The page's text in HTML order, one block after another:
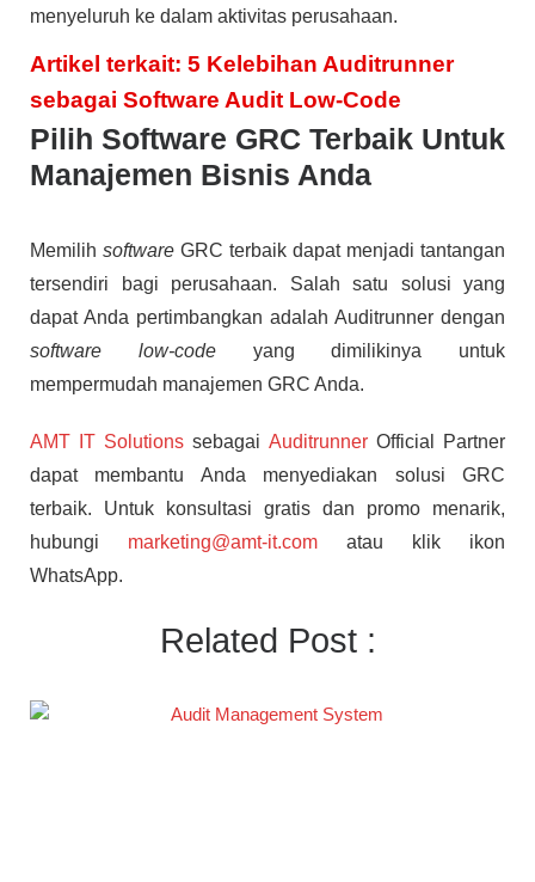
menyeluruh ke dalam aktivitas perusahaan.
Artikel terkait: 5 Kelebihan Auditrunner
sebagai Software Audit Low-Code
Pilih Software GRC Terbaik Untuk
Manajemen Bisnis Anda
Memilih software GRC terbaik dapat menjadi tantangan
tersendiri bagi perusahaan. Salah satu solusi yang
dapat Anda pertimbangkan adalah Auditrunner dengan
software low-codeyang dimilikinya untuk
mempermudah manajemen GRC Anda.
AMT IT Solutions sebagai Auditrunner Official Partner
dapat membantu Anda menyediakan solusi GRC
terbaik. Untuk konsultasi gratis dan promo menarik,
hubungi marketing@amt-it.com atau klik ikon
WhatsApp.
Related Post :